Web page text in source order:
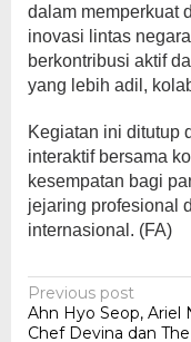
dalam memperkuat
inovasi lintas
berkontribusi aktif
yang lebih adil,
Kegiatan ini ditutup
interaktif bersama
kesempatan bagi
jejaring profesional
internasional. (FA)
Post
navigation
Previous post
Ahn Hyo Seop, Ariel
Chef Devina dan The